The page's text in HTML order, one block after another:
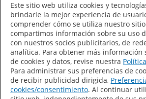
Declaración de accesibilidad
Términos de uso
Privacidad
Este sitio web utiliza cookies y
brindarle la mejor experiencia de
comprender cómo se utiliza nuestro
compartimos información sobre su uso
con nuestros socios publicitarios, de
analítica. Para obtener más información
de cookies y datos, revise nuestra
Para administrar sus preferencias de
de recibir publicidad dirigida,
cookies/consentimiento. Al continuar